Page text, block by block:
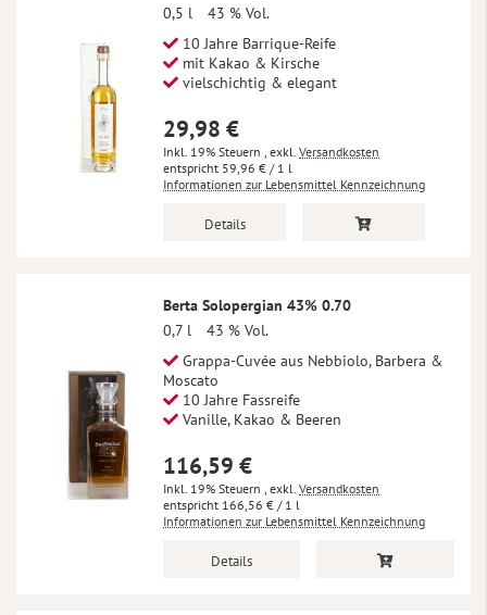
0,5 l
43 % Vol.
10 Jahre Barrique-Reife
mit Kakao & Kirsche
vielschichtig & elegant
29,98 €
Inkl. 19% Steuern , exkl. Versandkosten
59,96 € / 1 l
Informationen zur Lebensmittel Kennzeichnung
Details
Berta Solopergian 43% 0.70
0,7 l
43 % Vol.
Grappa-Cuvée aus Nebbiolo, Barbera &
Moscato
10 Jahre Fassreife
Vanille, Kakao & Beeren
116,59 €
Inkl. 19% Steuern , exkl. Versandkosten
166,56 € / 1 l
Informationen zur Lebensmittel Kennzeichnung
Details